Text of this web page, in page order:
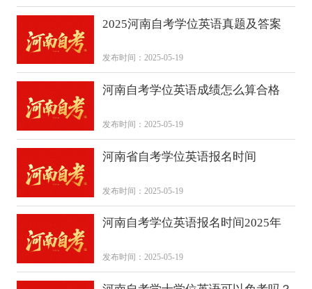
2025河南自考学位英语真题及答案
发布时间：2025-05-19
河南自考学位英语成绩怎么算合格
发布时间：2025-05-19
河南省自考学位英语报名时间
发布时间：2025-05-19
河南自考学位英语报名时间2025年
发布时间：2025-05-19